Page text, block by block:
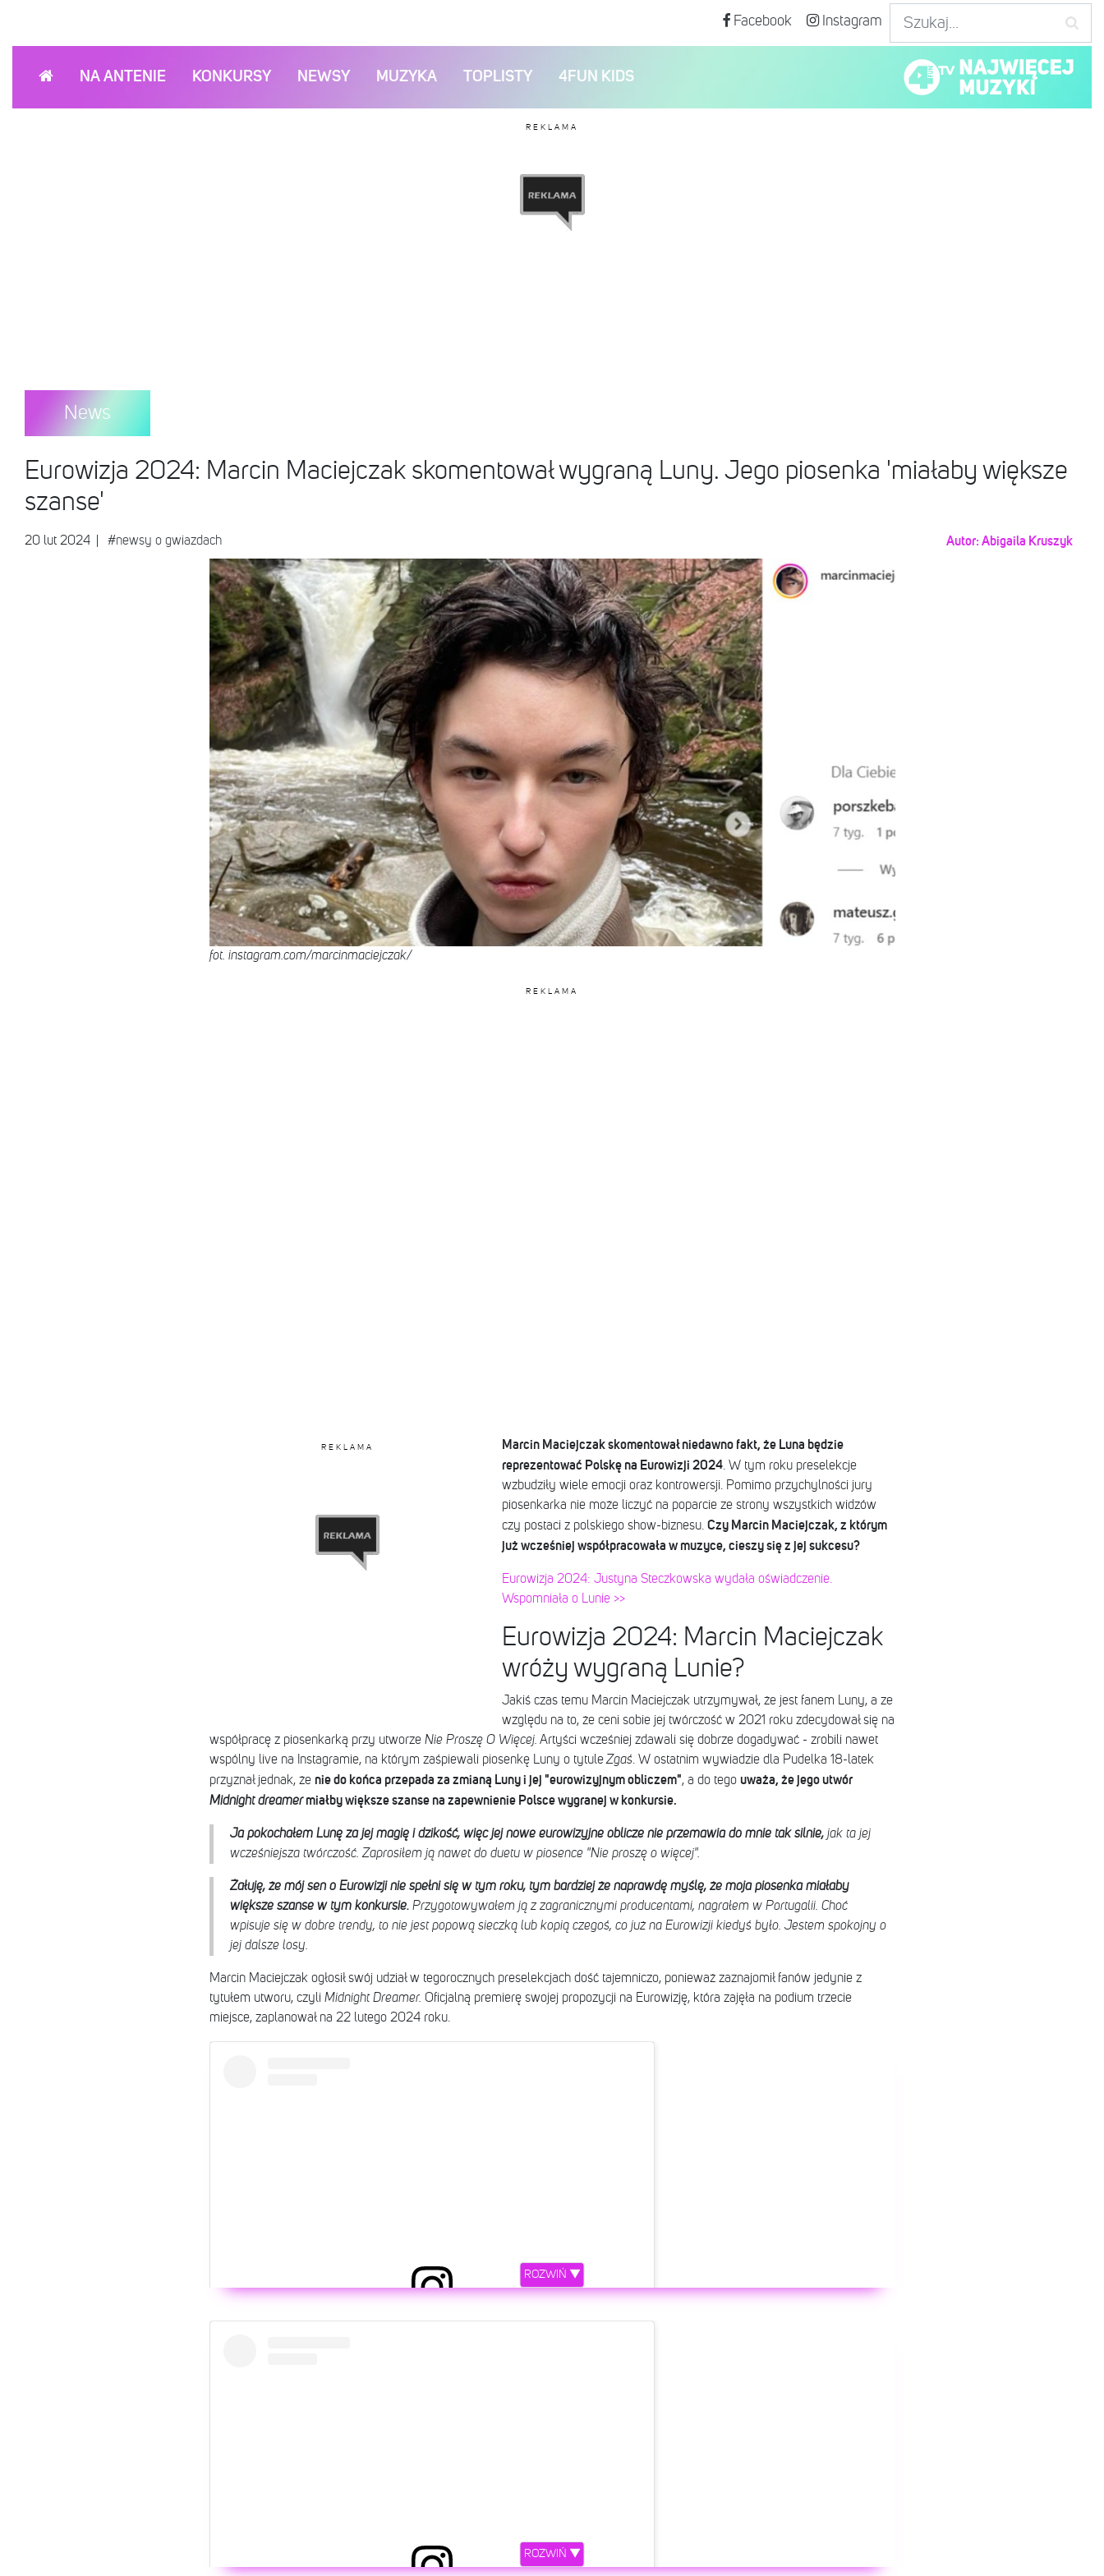
Facebook Instagram
NA ANTENIE KONKURSY NEWSY MUZYKA TOPLISTY 4FUN KIDS
REKLAMA
News
Eurowizja 2024: Marcin Maciejczak skomentował wygraną Luny. Jego piosenka 'miałaby większe
szanse'
20 lut 2024 #newsy o gwiazdach Autor: Abigaila Kruszyk
fot. instagram.com/marcinmaciejczak/
REKLAMA
REKLAMA
Marcin Maciejczak skomentował niedawno fakt, że Luna będzie
reprezentować Polskę na Eurowizji 2024. W tym roku preselekcje
wzbudziły wiele emocji oraz kontrowersji. Pomimo przychylności jury
piosenkarka nie może liczyć na poparcie ze strony wszystkich widzów
czy postaci z polskiego show-biznesu. Czy Marcin Maciejczak, z którym
już wcześniej współpracowała w muzyce, cieszy się z jej sukcesu?
Eurowizja 2024: Justyna Steczkowska wydała oświadczenie.
Wspomniała o Lunie >>
Eurowizja 2024: Marcin Maciejczak
wróży wygraną Lunie?
Jakiś czas temu Marcin Maciejczak utrzymywał, że jest fanem Luny, a ze
względu na to, że ceni sobie jej twórczość w 2021 roku zdecydował się na
współpracę z piosenkarką przy utworze Nie Proszę O Więcej. Artyści wcześniej zdawali się dobrze dogadywać - zrobili nawet
wspólny live na Instagramie, na którym zaśpiewali piosenkę Luny o tytuleZgaś. W ostatnim wywiadzie dla Pudelka 18-latek
przyznał jednak, że nie do końca przepada za zmianą Luny i jej "eurowizyjnym obliczem", a do tego uważa, że jego utwór
Midnight dreamermiałby większe szanse na zapewnienie Polsce wygranej w konkursie.
Ja pokochałem Lunę za jej magię i dzikość, więc jej nowe eurowizyjne oblicze nie przemawia do mnie tak silnie,jak ta jej
wcześniejsza twórczość. Zaprosiłem ją nawet do duetu w piosence "Nie proszę o więcej".
Żałuję, że mój sen o Eurowizji nie spełni się w tym roku, tym bardziej że naprawdę myślę, że moja piosenka miałaby
większe szanse w tym konkursie. Przygotowywałem ją z zagranicznymi producentami, nagrałem w Portugalii. Choć
wpisuje się w dobre trendy, to nie jest popową sieczką lub kopią czegoś, co już na Eurowizji kiedyś było. Jestem spokojny o
jej dalsze losy.
Marcin Maciejczak ogłosił swój udział w tegorocznych preselekcjach dość tajemniczo, ponieważ zaznajomił fanów jedynie z
tytułem utworu, czyli Midnight Dreamer. Oficjalną premierę swojej propozycji na Eurowizję, która zajęła na podium trzecie
miejsce, zaplanował na 22 lutego 2024 roku.
ROZWIŃ ▼
ROZWIŃ ▼